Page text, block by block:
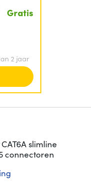
Gratis
2 jaar
slimline
connectoren